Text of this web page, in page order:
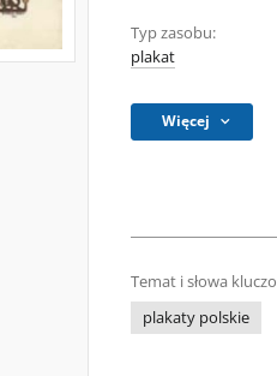
Typ zasobu:
plakat
Więcej
Temat i słowa
plakaty polskie